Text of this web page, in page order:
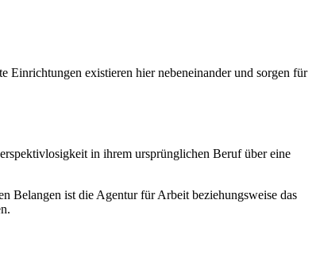
Einrichtungen existieren hier nebeneinander und sorgen für
in ihrem ursprünglichen Beruf über eine
Belangen ist die Agentur für Arbeit beziehungsweise das